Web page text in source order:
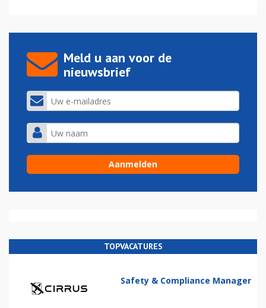
Meld u aan voor de
nieuwsbrief
TOPVACATURES
Safety & Compliance Manager